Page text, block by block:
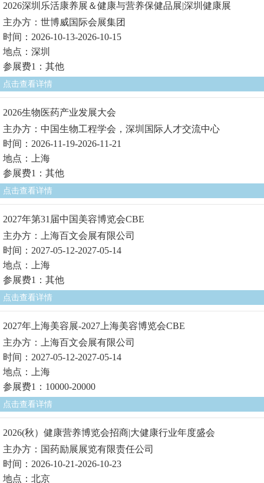
2026深圳乐活康养展＆健康与营养保健品展|深圳健康展
主办方：世博威国际会展集团
时间：2026-10-13-2026-10-15
地点：深圳
参展费1：其他
点击查看详情
2026生物医药产业发展大会
主办方：中国生物工程学会，深圳国际人才交流中心
时间：2026-11-19-2026-11-21
地点：上海
参展费1：其他
点击查看详情
2027年第31届中国美容博览会CBE
主办方：上海百文会展有限公司
时间：2027-05-12-2027-05-14
地点：上海
参展费1：其他
点击查看详情
2027年上海美容展-2027上海美容博览会CBE
主办方：上海百文会展有限公司
时间：2027-05-12-2027-05-14
地点：上海
参展费1：10000-20000
点击查看详情
2026(秋）健康营养博览会招商|大健康行业年度盛会
主办方：国药励展展览有限责任公司
时间：2026-10-21-2026-10-23
地点：北京